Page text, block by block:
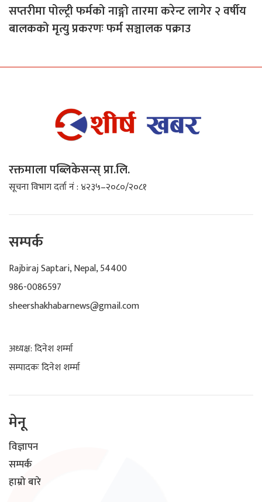
सप्तरीमा पोल्ट्री फर्मको नाङ्गो तारमा करेन्ट लागेर २ वर्षीय
बालकको मृत्यु प्रकरणः फर्म सञ्चालक पक्राउ
रक्तमाला पब्लिकेसन्स् प्रा.लि.
सूचना विभाग दर्ता नं : ४२३५–२०८०/२०८१
सम्पर्क
Rajbiraj Saptari, Nepal, 54400
986-0086597
sheershakhabarnews@gmail.com
अध्यक्ष: दिनेश शर्म्मा
सम्पादकः दिनेश शर्म्मा
मेनू
विज्ञापन
सम्पर्क
हाम्रो बारे